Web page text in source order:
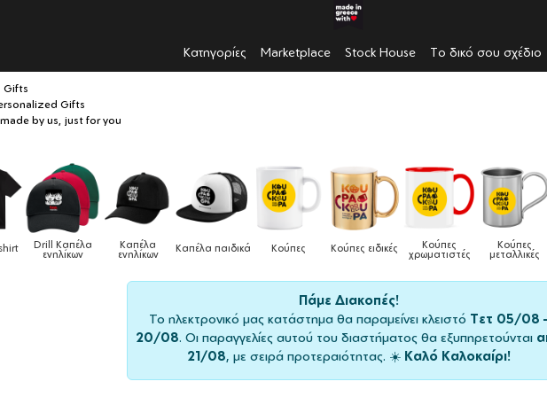
Κατηγορίες Marketplace Stock House Το δικό σου σχέδιο
Gifts
Gifts
by us, just for you
Καπέλα
ενηλίκων Καπέλα παιδικά Κούπες Κούπες ειδικές Κούπες
χρωματιστές
Κούπες
μεταλλικές
Δοχεία
φαγητού
Πάμε Διακοπές!
Το ηλεκτρονικό μας κατάστημα θα παραμείνει κλειστό Τετ 05/08
20/08. Οι παραγγελίες αυτού του διαστήματος θα εξυπηρετούνται
21/08, με σειρά προτεραιότητας. ☀️ Καλό Καλοκαίρι!